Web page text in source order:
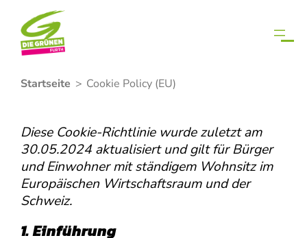
ZumStartseite > Cookie Policy (EU)
Diese Cookie-Richtlinie wurde zuletzt am
30.05.2024 aktualisiert und gilt für Bürger
und Einwohner mit ständigem Wohnsitz im
Europäischen Wirtschaftsraum und der
Schweiz.
1. Einführung